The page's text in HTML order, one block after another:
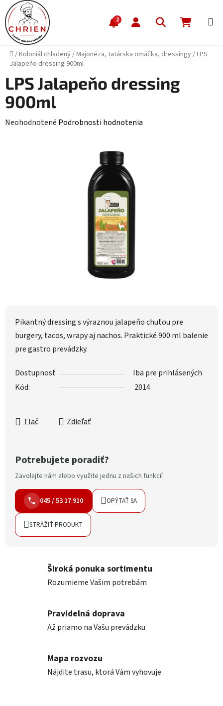
Prejsť na obsah
2 Hľadať
Domov
/Koloniál chladený/Majonéza, tatárska omáčka, dressingy/LPS
Jalapeňo dressing 900ml
Pikantný dressing s výraznou jalapeňo chuťou pre
burgery, tacos, wrapy aj nachos. Praktické 900 ml balenie
pre gastro prevádzky.
Dostupnosť
Iba pre prihlásených
Kód:
2014
Tlač Zdieľať
Potrebujete poradiť?
Zavolajte nám alebo využite jednu z našich funkcií
045 / 53 17 910 OPÝTAŤ SA
STRÁŽIŤ PRODUKT
LPS Jalapeňo dressing
900ml
Priemerné hodnotenie produktu je 0,0 z 5 hviezdičiek.
Neohodnotené Podrobnosti hodnotenia
Široká ponuka sortimentu
Rozumieme Vašim potrebám
Pravidelná doprava
Až priamo na Vašu prevádzku
Mapa rozvozu
Nájdite trasu, ktorá Vám vyhovuje